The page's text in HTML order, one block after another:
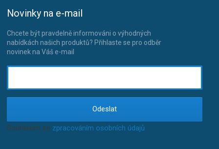
Novinky na e-mail
Chcete být pravdelně informováni o výhodných
nabídkách našich produktů? Přihlaste se pro odběr
novinek na Váš e-mail
Odeslat
Souhlasím se zpracováním osobních údajů.